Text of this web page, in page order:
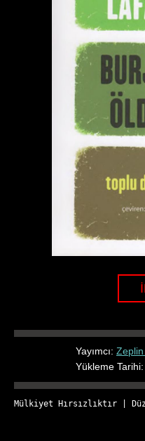
Yayımcı:
Yükleme Tarihi:
Mülkiyet Hırsızlıktır